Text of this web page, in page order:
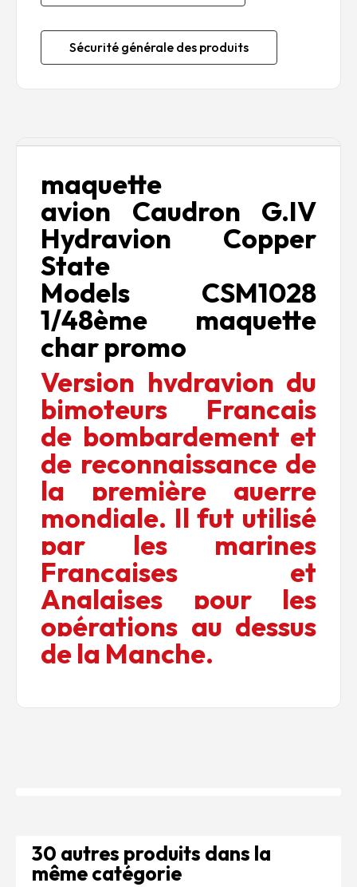
Sécurité générale des produits
maquette
avion Caudron G.IV
Hydravion Copper
State
Models CSM1028
1/48ème maquette
char promo
Version hydravion du
bimoteurs Français
de bombardement et
de reconnaissance de
la première guerre
mondiale. Il fut utilisé
par les marines
Françaises et
Anglaises pour les
opérations au dessus
de la Manche.
30 autres produits dans la
même catégorie